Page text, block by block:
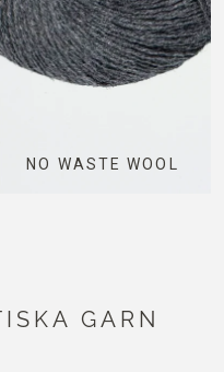
NO WASTE WOOL
GARN